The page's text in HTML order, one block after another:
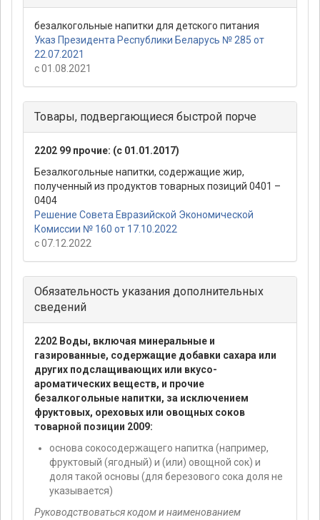
безалкогольные напитки для детского питания
Указ Президента Республики Беларусь № 285 от
22.07.2021
с 01.08.2021
Товары, подвергающиеся быстрой порче
2202 99 прочие: (с 01.01.2017)
Безалкогольные напитки, содержащие жир,
полученный из продуктов товарных позиций 0401 –
0404
Решение Совета Евразийской Экономической
Комиссии № 160 от 17.10.2022
с 07.12.2022
Обязательность указания дополнительных
сведений
2202 Воды, включая минеральные и
газированные, содержащие добавки сахара или
других подслащивающих или вкусо-
ароматических веществ, и прочие
безалкогольные напитки, за исключением
фруктовых, ореховых или овощных соков
товарной позиции 2009:
основа сокосодержащего напитка (например,
фруктовый (ягодный) и (или) овощной сок) и
доля такой основы (для березового сока доля не
указывается)
Руководствоваться кодом и наименованием